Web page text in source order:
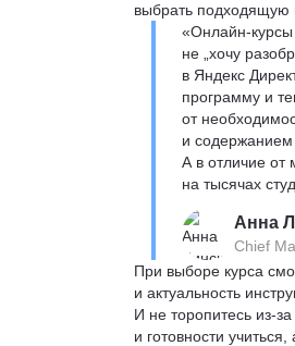
выбрать подходящую
«Онлайн-курсы
не „хочу
в Яндекс
программу и
от
и содержанием
А в отличие от
на тысячах
Анна
Chief
При выборе курса
и актуальность
И не торопитесь из-
и готовности